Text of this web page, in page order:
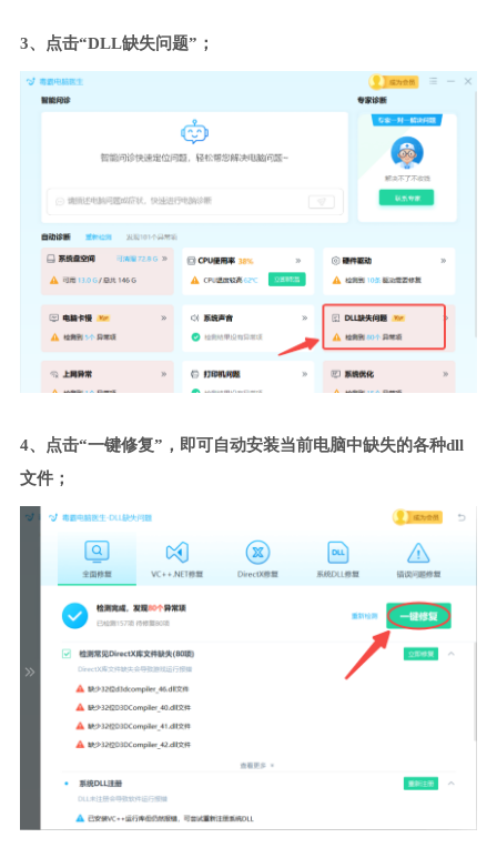
3、点击“DLL缺失问题”；
4、点击“一键修复”，即可自动安装当前电脑中缺失的各种dll
文件；